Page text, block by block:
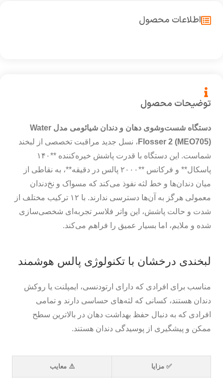
توضیحات محصول
دستگاه شست‌وشوی دهان و دندان شیائومی مدل Water
Flosser 2 (MEO705) ، نسل جدید مراقبت تخصصی از لبخند
شماست. این دستگاه با قدرت پاشش خیره‌کننده **۱۴۰
پاسکال** و فرکانس **۲۰۰۰ پالس در دقیقه**، به نقاطی از
میان دندان‌ها و خط لثه نفوذ می‌کند که مسواک و نخ‌دندان
معمولی هرگز به آن‌ها دسترسی ندارند. با ۱۲ ترکیب مختلف از
شدت و حالت پاشش، این واتر فلاسر تجربه‌ای شخصی‌سازی
شده و ملایم، اما بسیار عمیق را فراهم می‌کند.
لبخندی درخشان با تکنولوژی پالس هوشمند
مناسب برای افرادی که دارای ارتودنسی، ایمپلنت یا روکش
دندان هستند، کسانی که لثه‌های حساسی دارند و تمامی
افرادی که به دنبال حفظ بهداشت دهان در بالاترین سطح
ممکن و پیشگیری از پوسیدگی دندان هستند.
✅ مزایا ⚠️ معایب
اطلاعات محصول